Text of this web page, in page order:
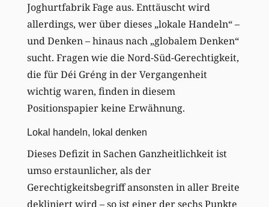
Joghurtfabrik Fage aus. Enttäuscht wird
allerdings, wer über dieses „lokale Handeln“ –
und Denken – hinaus nach „globalem Denken“
sucht. Fragen wie die Nord-Süd-Gerechtigkeit,
die für Déi Gréng in der Vergangenheit
wichtig waren, finden in diesem
Positionspapier keine Erwähnung.
Lokal handeln, lokal denken
Dieses Defizit in Sachen Ganzheitlichkeit ist
umso erstaunlicher, als der
Gerechtigkeitsbegriff ansonsten in aller Breite
dekliniert wird – so ist einer der sechs Punkte